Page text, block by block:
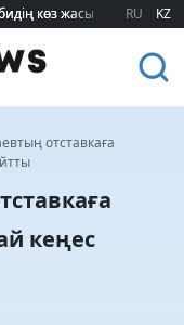
көз жасы:
көз жасы: RU KZ
отставкаға
кеңес